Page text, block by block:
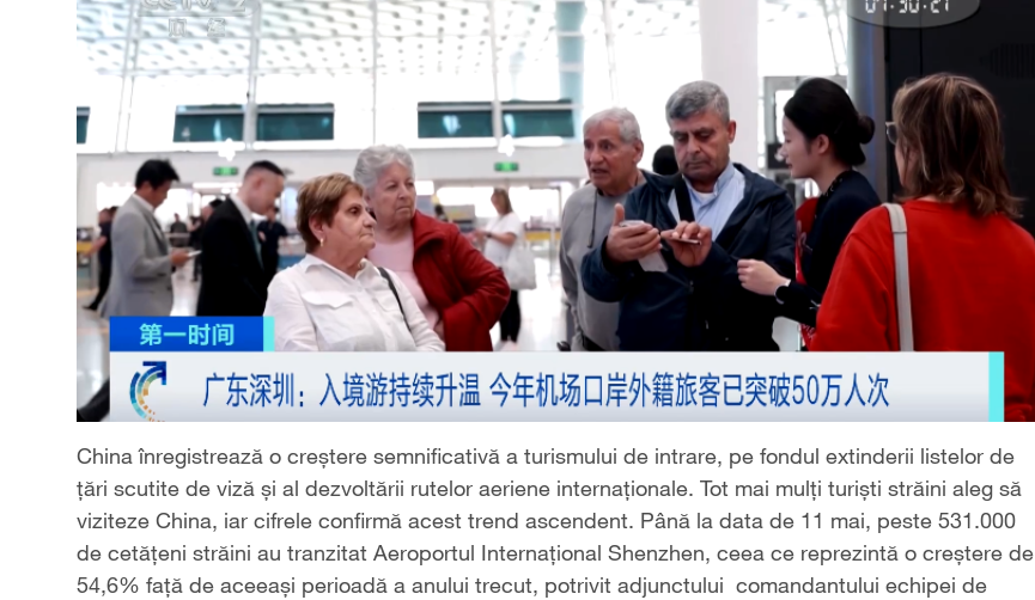
China înregistrează o creștere semnificativă a turismului de intrare, pe fondul extinderii listelor de
țări scutite de viză și al dezvoltării rutelor aeriene internaționale. Tot mai mulți turiști străini aleg să
viziteze China, iar cifrele confirmă acest trend ascendent. Până la data de 11 mai, peste 531.000
de cetățeni străini au tranzitat Aeroportul Internațional Shenzhen, ceea ce reprezintă o creștere de
54,6% față de aceeași perioadă a anului trecut, potrivit adjunctului comandantului echipei de